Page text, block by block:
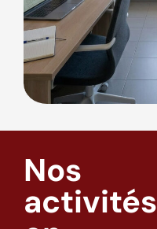
Nos
activités